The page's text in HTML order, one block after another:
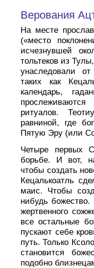
Верования
На месте
(«место
исчезнувшей
тольтеков из
унаследовали
таких как
календарь,
ритуалов.
равниной, где
Пятую Эру (или
Четыре первых
борьбе. И вот,
чтобы создать
Кецалькоатль
маис. Чтобы
нибудь
жертвенного
все остальные
пускают себе
путь. Только
становится
подобно